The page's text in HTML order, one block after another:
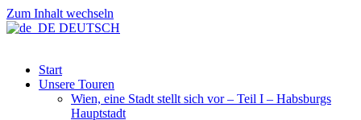
Zum Inhalt wechseln
DEUTSCH
Start
Unsere Touren
Wien, eine Stadt stellt sich vor – Teil I – Habsburgs
Hauptstadt